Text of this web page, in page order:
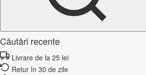
Căutări recente
Livrare de la 25 lei
Retur în 30 de zile